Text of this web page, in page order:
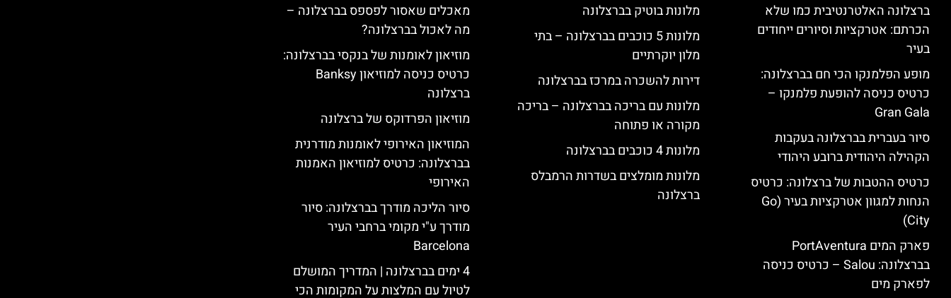
ברצלונה האלטרנטיבית כמו שלא
הכרתם: אטרקציות וסיורים ייחודים
בעיר
מופע הפלמנקו הכי חם בברצלונה:
כרטיס כניסה להופעת פלמנקו –
Gran Gala
סיור בעברית בברצלונה בעקבות
הקהילה היהודית ברובע היהודי
כרטיס ההטבות של ברצלונה: כרטיס
הנחות למגוון אטרקציות בעיר (Go
City)
פארק המים PortAventura
בברצלונה: Salou – כרטיס כניסה
לפארק מים
מלונות בוטיק בברצלונה
מלונות 5 כוכבים בברצלונה – בתי
מלון יוקרתיים
דירות להשכרה במרכז בברצלונה
מלונות עם בריכה בברצלונה – בריכה
מקורה או פתוחה
מלונות 4 כוכבים בברצלונה
מלונות מומלצים בשדרות הרמבלס
ברצלונה
מאכלים שאסור לפספס בברצלונה –
מה לאכול בברצלונה?
מוזיאון לאומנות של בנקסי בברצלונה:
כרטיס כניסה למוזיאון Banksy
ברצלונה
מוזיאון הפרדוקס של ברצלונה
המוזיאון האירופי לאומנות מודרנית
בברצלונה: כרטיס למוזיאון האמנות
האירופי
סיור הליכה מודרך בברצלונה: סיור
מודרך ע"י מקומי ברחבי העיר
Barcelona
4 ימים בברצלונה | המדריך המושלם
לטיול עם המלצות על המקומות הכי